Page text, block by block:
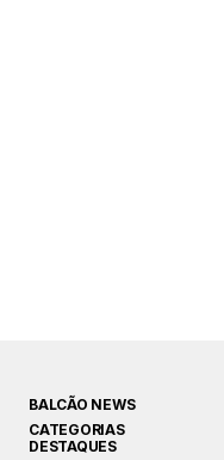
BALCÃO NEWS
CATEGORIAS
DESTAQUES